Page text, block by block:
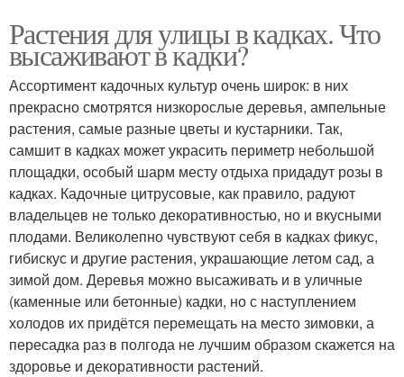
Растения для улицы в кадках. Что
высаживают в кадки?
Ассортимент кадочных культур очень широк: в них
прекрасно смотрятся низкорослые деревья, ампельные
растения, самые разные цветы и кустарники. Так,
самшит в кадках может украсить периметр небольшой
площадки, особый шарм месту отдыха придадут розы в
кадках. Кадочные цитрусовые, как правило, радуют
владельцев не только декоративностью, но и вкусными
плодами. Великолепно чувствуют себя в кадках фикус,
гибискус и другие растения, украшающие летом сад, а
зимой дом. Деревья можно высаживать и в уличные
(каменные или бетонные) кадки, но с наступлением
холодов их придётся перемещать на место зимовки, а
пересадка раз в полгода не лучшим образом скажется на
здоровье и декоративности растений.